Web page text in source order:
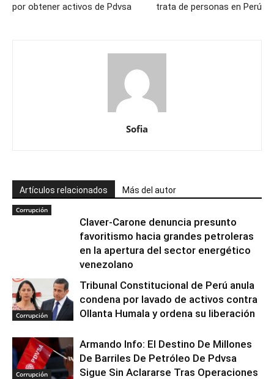
por obtener activos de Pdvsa
trata de personas en Perú
Sofia
Artículos relacionados Más del autor
Corrupción
Claver-Carone denuncia presunto
favoritismo hacia grandes petroleras
en la apertura del sector energético
venezolano
Corrupción
Tribunal Constitucional de Perú anula
condena por lavado de activos contra
Ollanta Humala y ordena su liberación
Corrupción
Armando Info: El Destino De Millones
De Barriles De Petróleo De Pdvsa
Sigue Sin Aclararse Tras Operaciones